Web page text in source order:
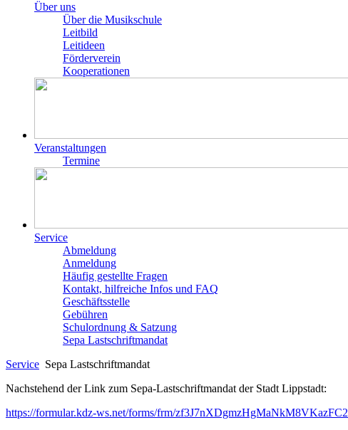
Über uns
Über die Musikschule
Leitbild
Leitideen
Förderverein
Kooperationen
Veranstaltungen
Termine
Service
Abmeldung
Anmeldung
Häufig gestellte Fragen
Kontakt, hilfreiche Infos und FAQ
Geschäftsstelle
Gebühren
Schulordnung & Satzung
Sepa Lastschriftmandat
Service Sepa Lastschriftmandat
Nachstehend der Link zum Sepa-Lastschriftmandat der Stadt Lippstadt:
https://formular.kdz-ws.net/forms/frm/